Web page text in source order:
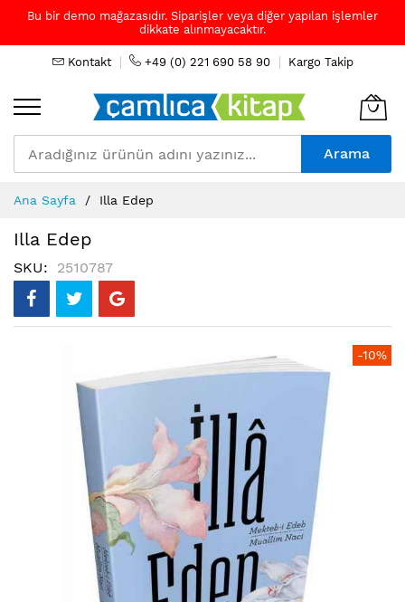
Bu bir demo mağazasıdır. Siparişler veya diğer yapılan işlemler
dikkate alınmayacaktır.
Kontakt +49 (0) 221 690 58 90 Kargo Takip
Arama
to
Content
Ana Sayfa Illa Edep
Illa Edep
SKU 2510787
-10%